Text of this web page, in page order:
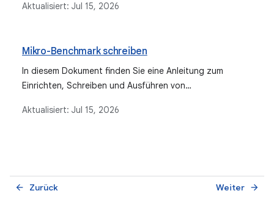
Aktualisiert: Jul 15, 2026
Mikro-Benchmark schreiben
In diesem Dokument finden Sie eine Anleitung zum
Einrichten, Schreiben und Ausführen von
sowohl schnelle einmalige Messungen als auch die
Aktualisiert: Jul 15, 2026
Zurück
arrow_back Weiter arrow_forward